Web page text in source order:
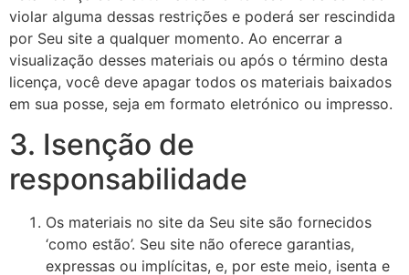
violar alguma dessas restrições e poderá ser rescindida
por Seu site a qualquer momento. Ao encerrar a
visualização desses materiais ou após o término desta
licença, você deve apagar todos os materiais baixados
em sua posse, seja em formato eletrónico ou impresso.
3. Isenção de
responsabilidade
Os materiais no site da Seu site são fornecidos
‘como estão’. Seu site não oferece garantias,
expressas ou implícitas, e, por este meio, isenta e